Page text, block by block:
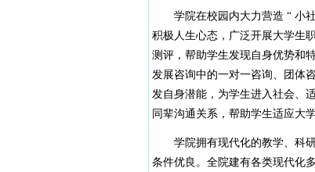
学院在校园内大力营造 “ 小社
积极人生心态，广泛开展大学生
测评，帮助学生发现自身优势和
发展咨询中的一对一咨询、团体
发自身潜能，为学生进入社会、
同辈沟通关系，帮助学生适应大
学院拥有现代化的教学、科研
条件优良。全院建有各类现代化